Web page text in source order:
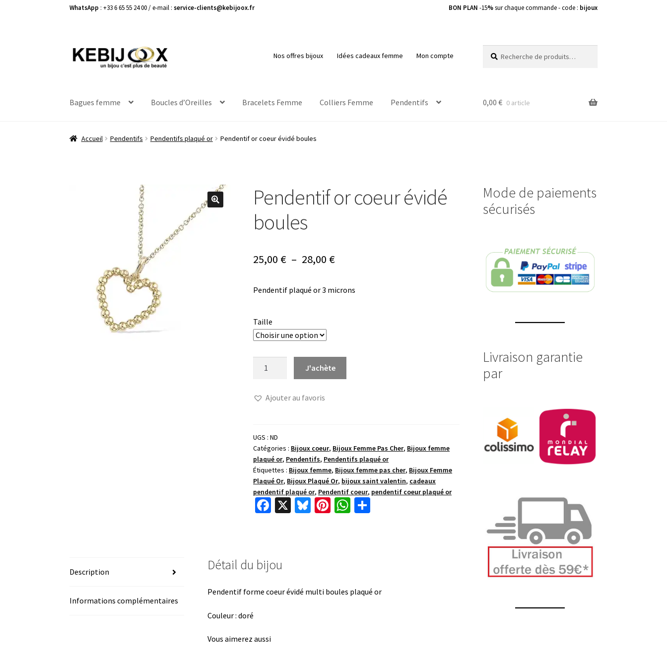
WhatsApp : +33 6 65 55 24 00 / e-mail :service-clients@kebijoox.fr BON PLAN -15%sur chaque commande - code : bijoux
Aller
à
Aller
au
Nos offres bijoux Idées cadeaux femme Mon compte
pour :
Bagues femme Boucles d’Oreilles Bracelets Femme Colliers Femme Pendentifs 0,00 € 0 article
Accueil Pendentifs Pendentifs plaqué or Pendentif or coeur évidé boules
Pendentif or coeur évidé
boules
25,00 € – 28,00 €Plage
prix :
Pendentif plaqué or 3 microns
Taille
or
boules
J'achète
Ajouter au favoris
UGS :ND
Catégories : Bijoux coeur, Bijoux Femme Pas Cher, Bijoux femme
plaqué or, Pendentifs, Pendentifs plaqué or
Étiquettes : Bijoux femme, Bijoux femme pas cher, Bijoux Femme
Plaqué Or, Bijoux Plaqué Or, bijoux saint valentin, cadeaux
pendentif plaqué or, Pendentif coeur, pendentif coeur plaqué or
Fa
o
X
Bl Pi W
p
Description
Informations complémentaires
Détail du bijou
Pendentif forme coeur évidé multi boules plaqué or
Couleur : doré
Vous aimerez aussi
Mode de paiements
sécurisés
Livraison garantie
par